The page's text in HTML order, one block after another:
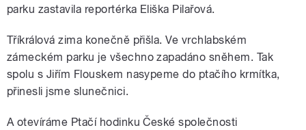
parku zastavila reportérka Eliška Pilařová.
Tříkrálová zima konečně přišla. Ve vrchlabském
zámeckém parku je všechno zapadáno sněhem. Tak
spolu s Jiřím Flouskem nasypeme do ptačího krmítka,
přinesli jsme slunečnici.
A otevíráme Ptačí hodinku České společnosti